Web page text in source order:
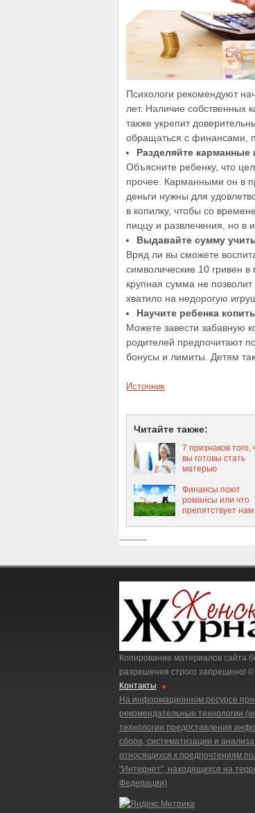
Психологи рекомендуют
лет. Наличие собственных
также укрепит
обращаться с финансами,
Разделяйте карманные
Объясните ребенку, что
прочее. Карманными он в
деньги нужны для
в копилку, чтобы со
пиццу и развлечения, но в
Выдавайте сумму
Вряд ли вы сможете
символические 10 гривен
крупная сумма не
хватило на недорогую
Научите ребенка
Можете завести забавную
родителей предпочитают
бонусы и лимиты. Детям
Источник
Читайте также:
7 признаков того,
вы готовы стать
матерью
Финансы поют
романсы или что
препятствует нам
----------
Копирование материалов сайта
разрешения строго запрещено!
Контакты
На информационном ресурсе
рекомендательные технологии
технологии предоставления
сбора, систематизации и
относящихся к предпочтениям
"Интернет", находящихся на
Федерации)